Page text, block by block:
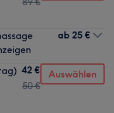
ab 25 €
42 €
50 €
Auswählen